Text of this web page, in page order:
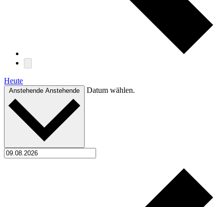
Heute
Anstehende Anstehende Datum wählen.